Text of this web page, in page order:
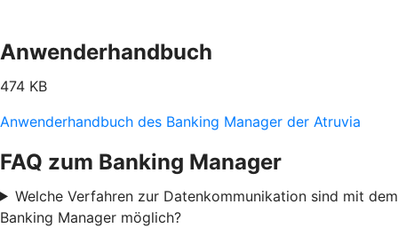
Anwenderhandbuch
474 KB
Anwenderhandbuch des Banking Manager der Atruvia
FAQ zum Banking Manager
Welche Verfahren zur Datenkommunikation sind mit dem
Banking Manager möglich?